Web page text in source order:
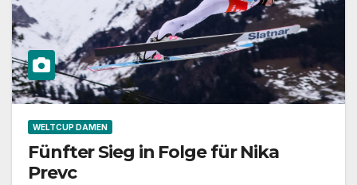
WELTCUP DAMEN
Fünfter Sieg in Folge für Nika
Prevc